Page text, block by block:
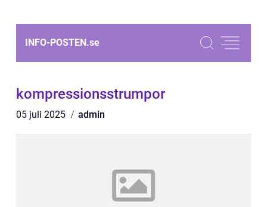
INFO-POSTEN.se
kompressionsstrumpor
05 juli 2025 admin